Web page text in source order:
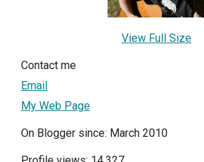
View Full Size
Contact me
Email
My Web Page
On Blogger since: March 2010